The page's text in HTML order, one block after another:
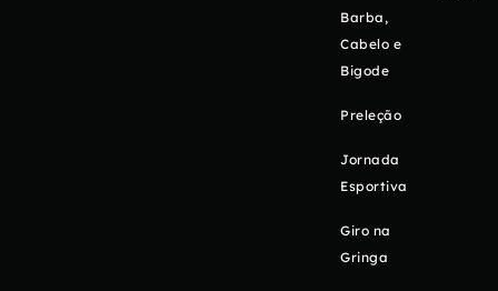
Barba,
Cabelo e
Bigode
Preleção
Jornada
Esportiva
Giro na
Gringa